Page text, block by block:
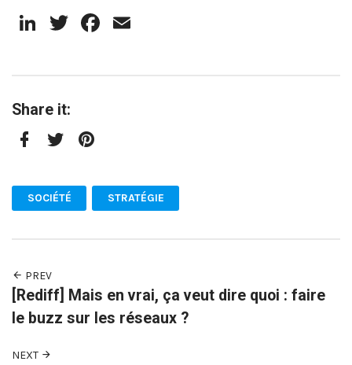
LinkedIn
TwitterFacebook
Share it:
SOCIÉTÉ STRATÉGIE
PREV
[Rediff] Mais en vrai, ça veut dire quoi : faire
le buzz sur les réseaux ?
NEXT